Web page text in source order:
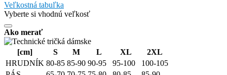
Veľkostná tabuľka
Vyberte si vhodnú veľkosť
Ako merať
[cm] S M L XL
2XL
HRUDNÍK 80-85 85-90 90-95 95-100
100-105